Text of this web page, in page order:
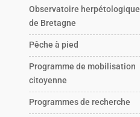
Observatoire herpétologique
de Bretagne
Pêche à pied
Programme de mobilisation
citoyenne
Programmes de recherche